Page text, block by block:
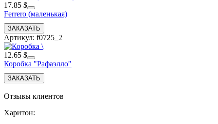
17.85 $
Ferrero (маленькая)
Артикул: f0725_2
12.65 $
Коробка "Рафаэлло"
Отзывы клиентов
Харитон: